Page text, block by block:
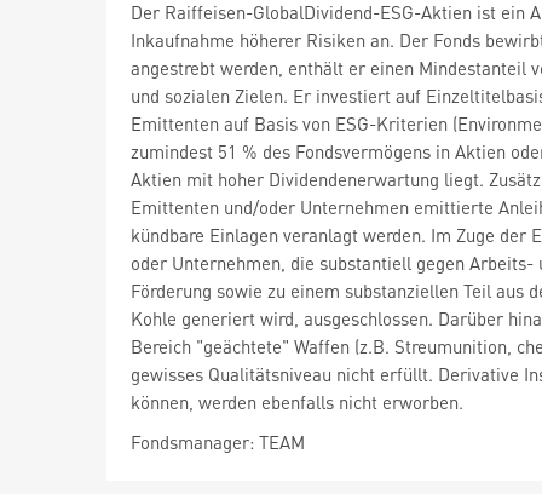
Der Raiffeisen-GlobalDividend-ESG-Aktien ist ein
Inkaufnahme höherer Risiken an. Der Fonds
angestrebt werden, enthält er einen Mindestanteil
und sozialen Zielen. Er investiert auf
Emittenten auf Basis von ESG-Kriterien
zumindest 51 % des Fondsvermögens in Aktien
Aktien mit hoher Dividendenerwartung liegt.
Emittenten und/oder Unternehmen emittierte
kündbare Einlagen veranlagt werden. Im Zuge der
oder Unternehmen, die substantiell gegen
Förderung sowie zu einem substanziellen Teil aus
Kohle generiert wird, ausgeschlossen. Darüber
Bereich "geächtete" Waffen (z.B. Streumunition,
gewisses Qualitätsniveau nicht erfüllt. Derivative
können, werden ebenfalls nicht erworben.
Fondsmanager: TEAM